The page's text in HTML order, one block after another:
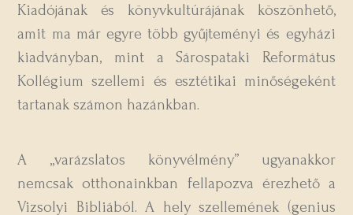
Kiadójának és könyvkultúrájának köszönhető,
amit ma már egyre több gyűjteményi és egyházi
kiadványban, mint a Sárospataki Református
Kollégium szellemi és esztétikai minőségeként
tartanak számon hazánkban.
A „varázslatos könyvélmény” ugyanakkor
nemcsak otthonainkban fellapozva érezhető a
Vizsolyi Bibliából. A hely szellemének (genius